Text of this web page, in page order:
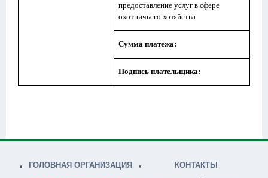
предоставление услуг в сфере
охотничьего хозяйства
Сумма платежа:
Подпись плательщика:
ГОЛОВНАЯ ОРГАНИЗАЦИЯ
КОНТАКТЫ